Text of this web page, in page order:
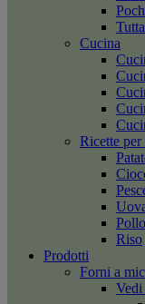
Cucina
Ricette
Pollo
Riso
Prodotti
Forni a